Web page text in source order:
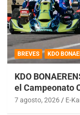
BREVES KDO
KDO
el Campeonato
7 agosto, 2026 E-